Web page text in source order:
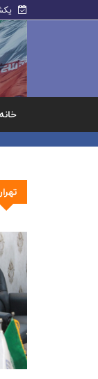
خانه